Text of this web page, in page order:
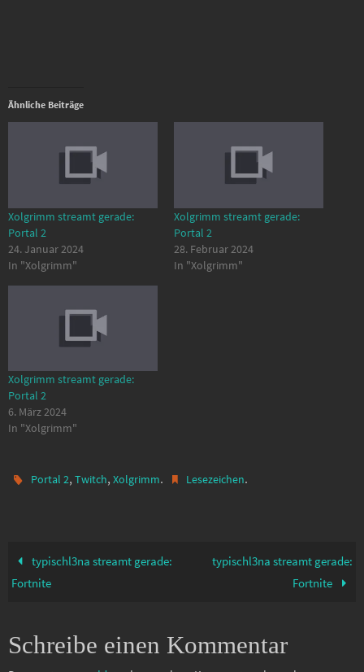
Ähnliche Beiträge
Xolgrimm streamt gerade:
Portal 2
24. Januar 2024
In "Xolgrimm"
Xolgrimm streamt gerade:
Portal 2
28. Februar 2024
In "Xolgrimm"
Xolgrimm streamt gerade:
Portal 2
6. März 2024
In "Xolgrimm"
Portal 2,Twitch,Xolgrimm. Lesezeichen.
typischl3na streamt gerade:
Fortnite
typischl3na streamt gerade:
Fortnite
Schreibe einen Kommentar